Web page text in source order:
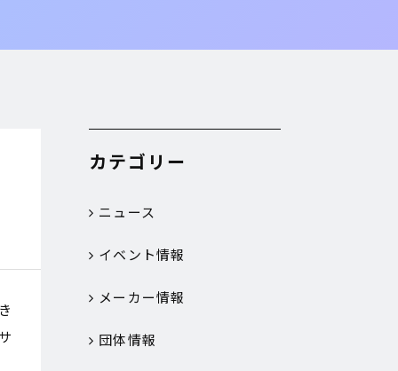
カテゴリー
ニュース
イベント情報
メーカー情報
団体情報